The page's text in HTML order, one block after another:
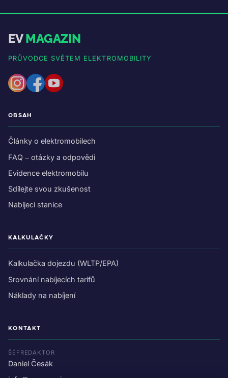
EVMAGAZIN
PRŮVODCE SVĚTEM ELEKTROMOBILITY
OBSAH
Články o elektromobilech
FAQ – otázky a odpovědi
Evidence elektromobilu
Sdílejte svou zkušenost
Nabíjecí stanice
KALKULAČKY
Kalkulačka dojezdu (WLTP/EPA)
Srovnání nabíjecích tarifů
Náklady na nabíjení
KONTAKT
ŠÉFREDAKTOR
Daniel Česák